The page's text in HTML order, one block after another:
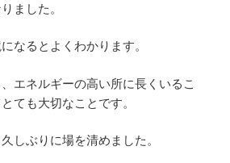
ました。
なるとよくわかります。
、エネルギーの高い所に長くいるこ
ても大切なことです。
しぶりに場を清めました。